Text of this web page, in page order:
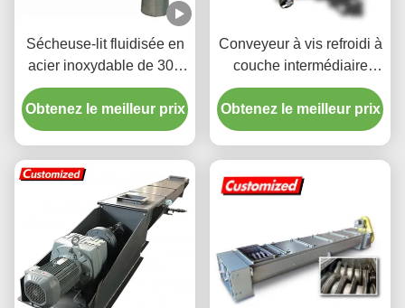
Sécheuse-lit fluidisée en
acier inoxydable de 300
kg/h pour une productivité
élevée dans la
transformation alimentaire
Obtenez le meilleur prix
Conveyeur à vis refroidi à
couche intermédiaire
Économie d'énergie
Obtenez le meilleur prix